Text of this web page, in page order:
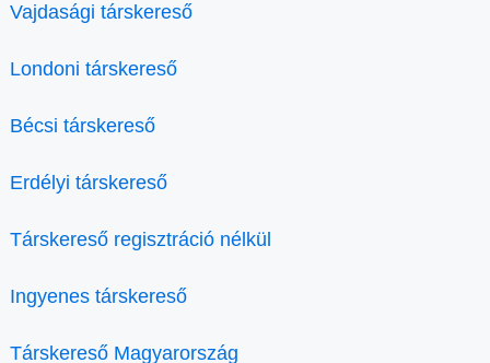
Vajdasági társkereső
Londoni társkereső
Bécsi társkereső
Erdélyi társkereső
Társkereső regisztráció nélkül
Ingyenes társkereső
Társkereső Magyarország